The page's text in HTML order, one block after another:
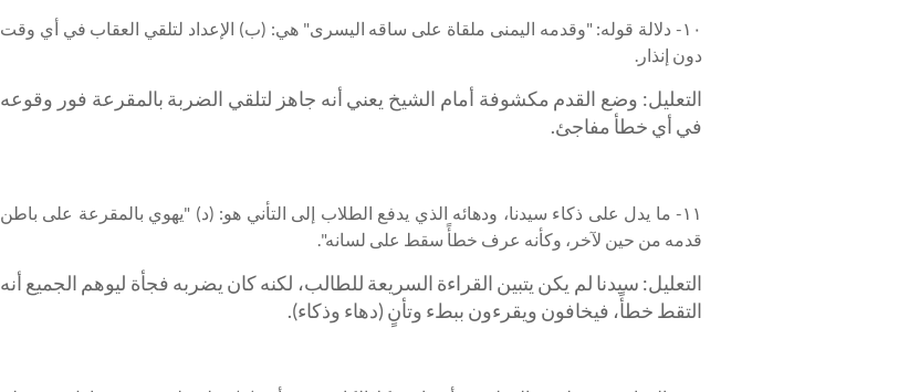
١٠- دلالة قوله: "وقدمه اليمنى ملقاة على ساقه اليسرى" هي: (ب) الإعداد لتلقي العقاب في أي وقت
دون إنذار.
التعليل: وضع القدم مكشوفة أمام الشيخ يعني أنه جاهز لتلقي الضربة بالمقرعة فور وقوعه
في أي خطأ مفاجئ.
١١- ما يدل على ذكاء سيدنا، ودهائه الذي يدفع الطلاب إلى التأني هو: (د) "يهوي بالمقرعة على باطن
قدمه من حين لآخر، وكأنه عرف خطأً سقط على لسانه".
التعليل: سيدنا لم يكن يتبين القراءة السريعة للطالب، لكنه كان يضربه فجأة ليوهم الجميع أنه
التقط خطأً، فيخافون ويقرءون ببطء وتأنٍ (دهاء وذكاء).